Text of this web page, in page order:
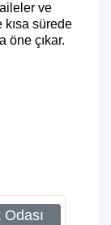
ve
sürede
öne çıkar.